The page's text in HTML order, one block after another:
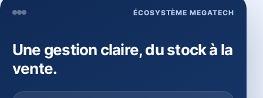
ÉCOSYSTÈME MEGATECH
Une gestion claire, du stock à la
vente.